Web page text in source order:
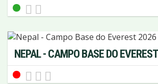
NEPAL - CAMPO BASE DO